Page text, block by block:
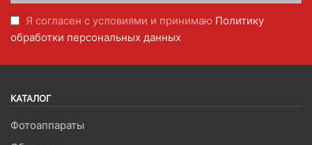
Я согласен с условиями и принимаю Политику
обработки персональных данных
КАТАЛОГ
Фотоаппараты